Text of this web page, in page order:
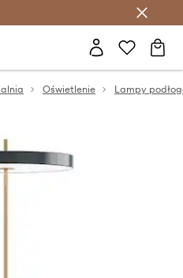
Club >
Oświetlenie Lampy